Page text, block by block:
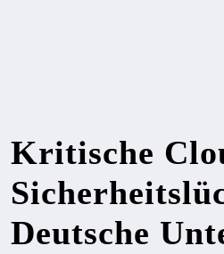
Kritische
Deutsche